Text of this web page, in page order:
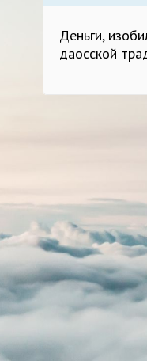
Деньги,
даосской